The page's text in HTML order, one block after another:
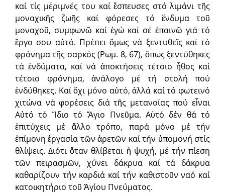
καί τίς μέριμνές του καί ἔσπευσες στό λιμάνι τῆς
μοναχικῆς ζωῆς καί φόρεσες τό ἔνδυμα τοῦ
μοναχοῦ, συμφωνῶ καί ἐγώ καί σέ ἐπαινῶ γιά τό
ἔργο σου αὐτό. Πρέπει ὅμως νά ξεντυθεῖς καί τό
φρόνημα τῆς σαρκός (Ρωμ. 8, 67), ὅπως ξεντύθηκες
τά ἐνδύματα, καί νά ἀποκτήσεις τέτοιο ἦθος καί
τέτοιο φρόνημα, ἀνάλογο μέ τή στολή πού
ἐνδύθηκες. Καί ὄχι μόνο αὐτό, ἀλλά καί τό φωτεινό
χιτώνα νά φορέσεις διά τῆς μετανοίας πού εἶναι
Αὐτό τό Ἴδιο τό Ἅγιο Πνεῦμα. Αὐτό δέν θά τό
ἐπιτύχεις μέ ἄλλο τρόπο, παρά μόνο μέ τήν
ἐπίμονη ἐργασία τῶν ἀρετῶν καί τήν ὑπομονή στίς
θλίψεις. Διότι ὅταν θλίβεται ἡ ψυχή, μέ τήν πίεση
τῶν πειρασμῶν, χύνει δάκρυα καί τά δάκρυα
καθαρίζουν τήν καρδιά καί τήν καθιστοῦν ναό καί
κατοικητήριο τοῦ Ἁγίου Πνεύματος.